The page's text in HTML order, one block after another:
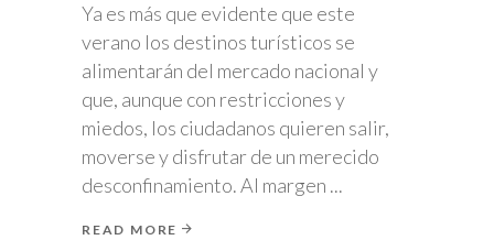
Ya es más que evidente que este
verano los destinos turísticos se
alimentarán del mercado nacional y
que, aunque con restricciones y
miedos, los ciudadanos quieren salir,
moverse y disfrutar de un merecido
desconfinamiento. Al margen
READ MORE